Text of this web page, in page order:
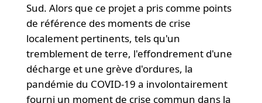
Sud. Alors que ce projet a pris comme points
de référence des moments de crise
localement pertinents, tels qu'un
tremblement de terre, l'effondrement d'une
décharge et une grève d'ordures, la
pandémie du COVID-19 a involontairement
fourni un moment de crise commun dans la